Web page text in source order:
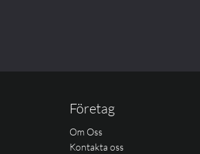
Företag
Om Oss
Kontakta oss